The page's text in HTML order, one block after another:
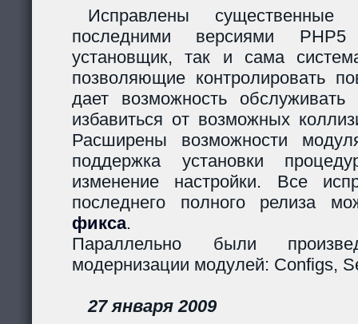
Исправлены существенные
последними версиями
установщик, так и сама
позволяющие контролировать
дает возможность
избавиться от возможных
Расширены возможности
поддержка установки
изменение настройки. Все
последнего полного релиза
фикса.
Параллельно были
модернизации модулей: Configs,
27 января 2009